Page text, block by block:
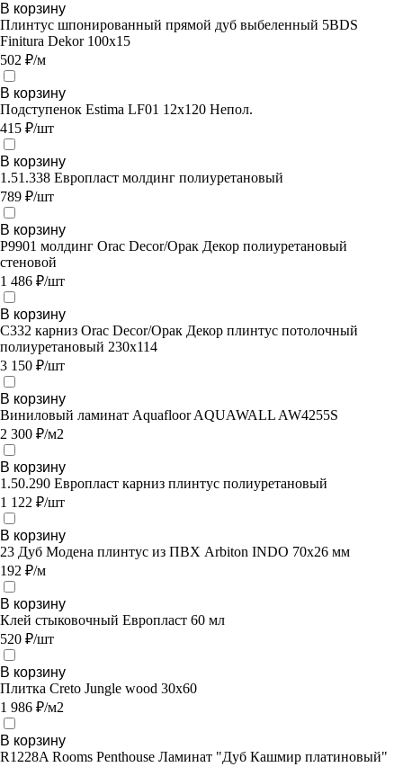
В корзину
Плинтус шпонированный прямой дуб выбеленный 5BDS
Finitura Dekor 100x15
502 ₽/м
В корзину
Подступенок Estima LF01 12x120 Непол.
415 ₽/шт
В корзину
1.51.338 Европласт молдинг полиуретановый
789 ₽/шт
В корзину
P9901 молдинг Orac Decor/Орак Декор полиуретановый
стеновой
1 486 ₽/шт
В корзину
C332 карниз Orac Decor/Орак Декор плинтус потолочный
полиуретановый 230х114
3 150 ₽/шт
В корзину
Виниловый ламинат Aquafloor AQUAWALL AW4255S
2 300 ₽/м2
В корзину
1.50.290 Европласт карниз плинтус полиуретановый
1 122 ₽/шт
В корзину
23 Дуб Модена плинтус из ПВХ Arbiton INDO 70х26 мм
192 ₽/м
В корзину
Клей стыковочный Европласт 60 мл
520 ₽/шт
В корзину
Плитка Creto Jungle wood 30х60
1 986 ₽/м2
В корзину
R1228A Rooms Penthouse Ламинат "Дуб Кашмир платиновый"